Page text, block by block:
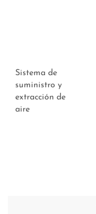
Sistema de
suministro y
extracción de
aire